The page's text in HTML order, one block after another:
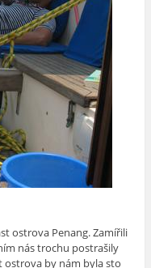
ostrova Penang. Zamířili
nás trochu postrašily
ostrova by nám byla sto